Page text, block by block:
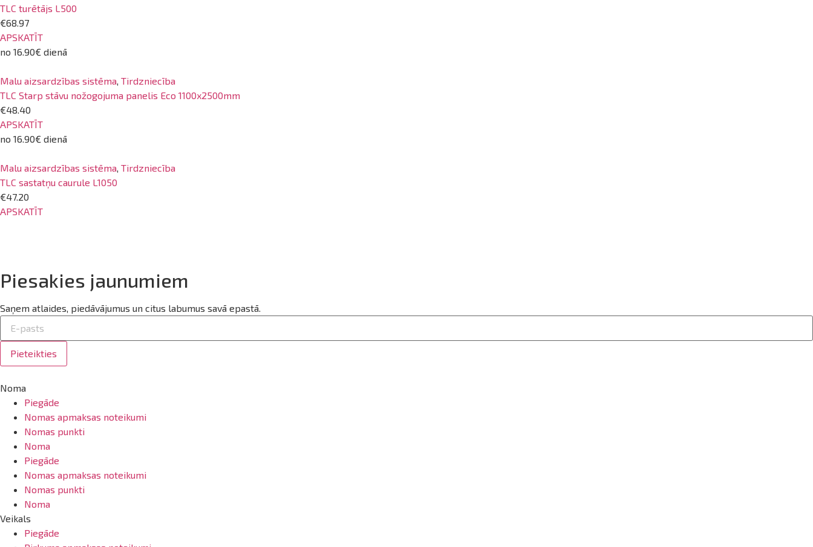
TLC turētājs L500
€68.97
APSKATĪT
no 16.90€ dienā
Malu aizsardzības sistēma Tirdzniecība
TLC Starp stāvu nožogojuma panelis Eco 1100x2500mm
€48.40
APSKATĪT
no 16.90€ dienā
Malu aizsardzības sistēma Tirdzniecība
TLC sastatņu caurule L1050
€47.20
APSKATĪT
Piesakies jaunumiem
Saņem atlaides, piedāvājumus un citus labumus savā epastā.
Pieteikties
Noma
Piegāde
Nomas apmaksas noteikumi
Nomas punkti
Noma
Piegāde
Nomas apmaksas noteikumi
Nomas punkti
Noma
Veikals
Piegāde